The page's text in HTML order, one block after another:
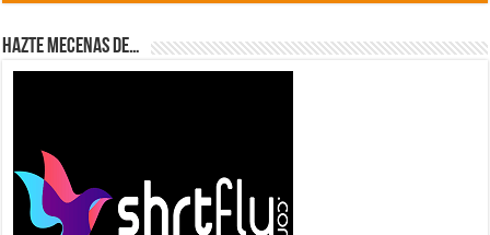
Hazte Mecenas de…